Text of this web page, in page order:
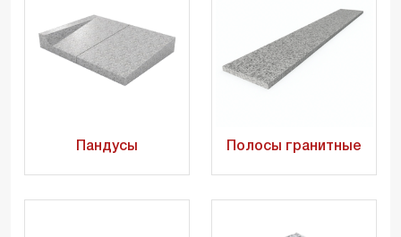
Пандусы Полосы гранитные